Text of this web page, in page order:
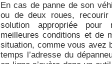
En cas de panne de son
ou de deux roues,
solution appropriée
meilleures conditions et de
situation, comme vous avez
temps l’adresse du